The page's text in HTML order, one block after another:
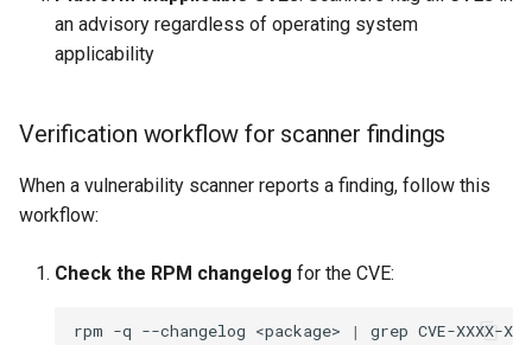
an advisory regardless of operating system
applicability
Verification workflow for scanner findings
When a vulnerability scanner reports a finding, follow this
workflow:
Check the RPM changelog for the CVE:
rpm -q --changelog <package> | grep